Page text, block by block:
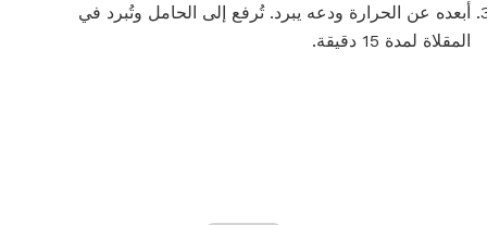
أبعده عن الحرارة ودعه يبرد. تُرفع إلى الحامل وتُبرد في
المقلاة لمدة 15 دقيقة.